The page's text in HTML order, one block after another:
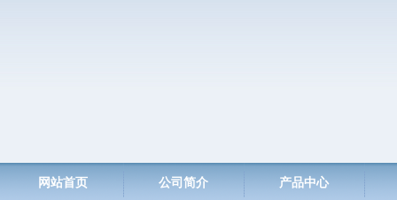
网站首页 公司简介 产品中心